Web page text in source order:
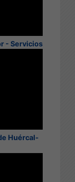
- Servicios
Huércal-